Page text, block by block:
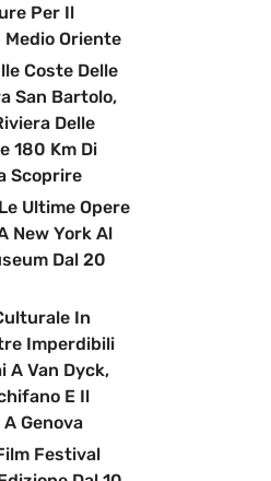
Per Il
Oriente
Coste Delle
San Bartolo,
Delle
180 Km Di
Scoprire
Ultime Opere
New York Al
Dal 20
In
Imperdibili
A Van Dyck,
E Il
Genova
Festival